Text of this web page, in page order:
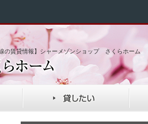
の賃貸情報】シャーメゾンショップ さくらホーム